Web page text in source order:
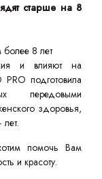
старше на 8
более 8 лет
и влияют на
подготовила
передовыми
здоровья,
помочь Вам
и красоту.